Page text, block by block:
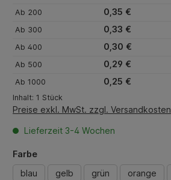
Ab 200 0,35 €
Ab 300 0,33 €
Ab 400 0,30 €
Ab 500 0,29 €
Ab 1000 0,25 €
Inhalt: 1 Stück
Preise exkl. MwSt. zzgl. Versandkosten
Lieferzeit 3-4 Wochen
Farbeauswählen
blau
gelb grün orange